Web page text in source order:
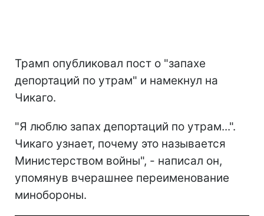
Трамп опубликовал пост о "запахе
депортаций по утрам" и намекнул на
Чикаго.
"Я люблю запах депортаций по утрам...".
Чикаго узнает, почему это называется
Министерством войны", - написал он,
упомянув вчерашнее переименование
минобороны.